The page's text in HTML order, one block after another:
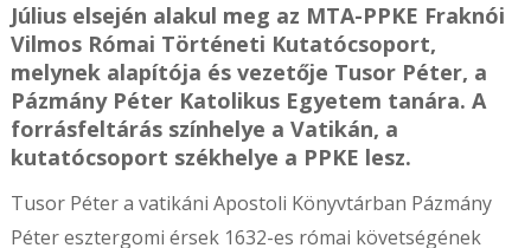
Július elsején alakul meg az MTA-PPKE Fraknói
Vilmos Római Történeti Kutatócsoport,
melynek alapítója és vezetője Tusor Péter, a
Pázmány Péter Katolikus Egyetem tanára. A
forrásfeltárás színhelye a Vatikán, a
kutatócsoport székhelye a PPKE lesz.
Tusor Péter a vatikáni Apostoli Könyvtárban Pázmány
Péter esztergomi érsek 1632-es római követségének